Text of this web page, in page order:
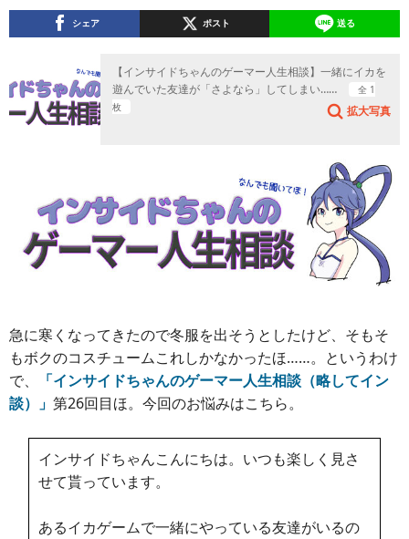
シェア ポスト 送る
【インサイドちゃんのゲーマー人生相談】一緒にイカを
遊んでいた友達が「さよなら」してしまい……
全 1
枚
拡大写真
急に寒くなってきたので冬服を出そうとしたけど、そもそ
もボクのコスチュームこれしかなかったほ……。というわけ
で、
「インサイドちゃんのゲーマー人生相談（略してイン
談）」 第26回目ほ。今回のお悩みはこちら。
インサイドちゃんこんにちは。いつも楽しく見さ
せて貰っています。
あるイカゲームで一緒にやっている友達がいるの